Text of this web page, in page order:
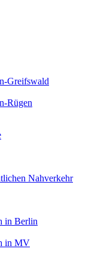
Greifswald
Rügen
Nahverkehr
in Berlin
in MV